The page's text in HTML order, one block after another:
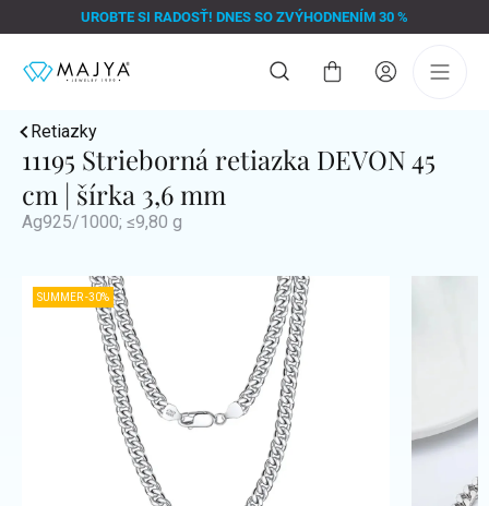
na
UROBTE SI RADOSŤ! DNES SO ZVÝHODNENÍM 30 %
Nákupný
Retiazky
11195 Strieborná retiazka DEVON 45
cm | šírka 3,6 mm
Ag925/1000; ≤9,80 g
SUMMER -30%